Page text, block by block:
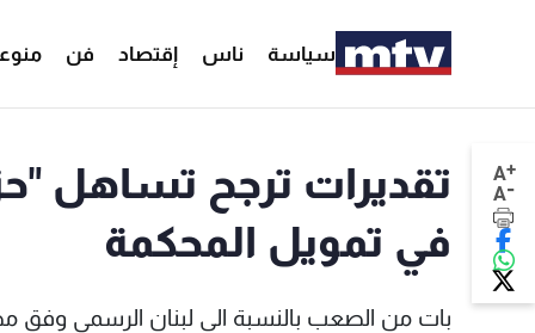
سياسة ناس إقتصاد فن
A+
A-
تقديرات ترجح تساهل
في تمويل المحكمة
بات من الصعب بالنسبة الى لبنان الرسمي وفق